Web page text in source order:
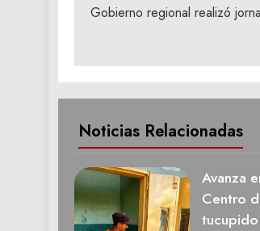
de
Gobierno regional realizó
Noticias Relacionadas
Avanza
Centro
tucupido